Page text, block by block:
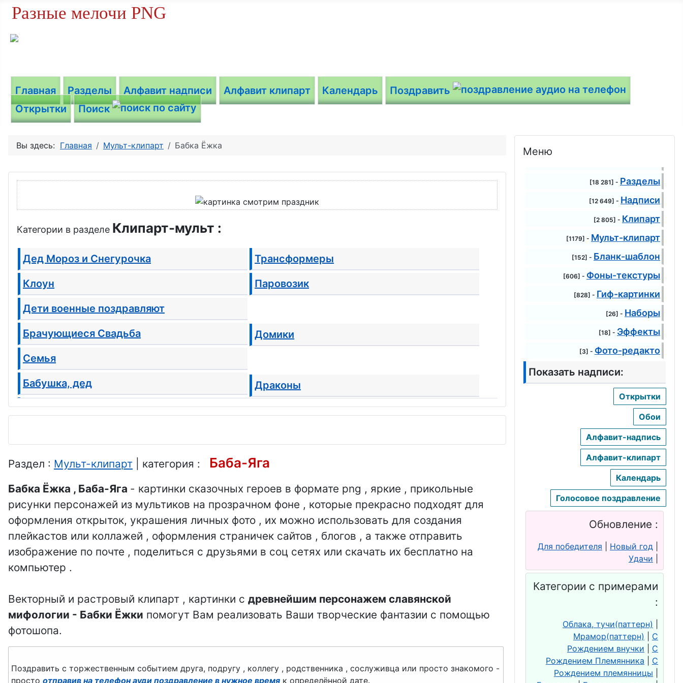
Разные мелочи PNG
Главная Разделы Алфавит надписи Алфавит клипарт Календарь
Поздравить
Открытки
Поиск
Вы здесь: Главная Мульт-клипарт Бабка Ёжка
Категории в разделе Клипарт-мульт :
Дед Мороз и Снегурочка
Клоун
Дети военные поздравляют
Брачующиеся Свадьба
Семья
Бабушка, дед
Будущая мама
Снеговик
Бабка-Ёжка
Ведьма
Гномы
Монстры-3Д
Принцессы
Русалка
Трансформеры
Паровозик
Домики
Драконы
Дракончики
Лошадки
Белочки
Заяц
Котики
Ёжики
Попугайчик
Раздел : Мульт-клипарт | категория : Баба-Яга
Бабка Ёжка , Баба-Яга - картинки сказочных героев в формате png , яркие , прикольные
рисунки персонажей из мультиков на прозрачном фоне , которые прекрасно подходят для
оформления открыток, украшения личных фото , их можно использовать для создания
плейкастов или коллажей , оформления страничек сайтов , блогов , а также отправить
изображение по почте , поделиться с друзьями в соц сетях или скачать их бесплатно на
компьютер .
Векторный и растровый клипарт , картинки с древнейшим персонажем славянской
мифологии - Бабки Ёжки помогут Вам реализовать Ваши творческие фантазии с помощью
фотошопа.
Поздравить с торжественным событием друга, подругу , коллегу , родственника , сослуживца или просто знакомого -
просто отправив на телефон ауди поздравление в нужное время к определённой дате.
Меню
[18 281] - Разделы
[12 649] - Надписи
[2 805] - Клипарт
[1179] - Мульт-клипарт
[152] - Бланк-шаблон
[606] - Фоны-текстуры
[828] - Гиф-картинки
[26] - Наборы
[18] - Эффекты
[3] - Фото-редакто
Показать надписи:
Открытки
Обои
Алфавит-надпись
Алфавит-клипарт
Календарь
Голосовое поздравление
Обновление :
Для победителя Новый год
Удачи
Категории с примерами
:
Облака, тучи(паттерн)
Мрамор(паттерн)
С
Рождением внучки
С
Рождением Племянника
С
Рождением племянницы